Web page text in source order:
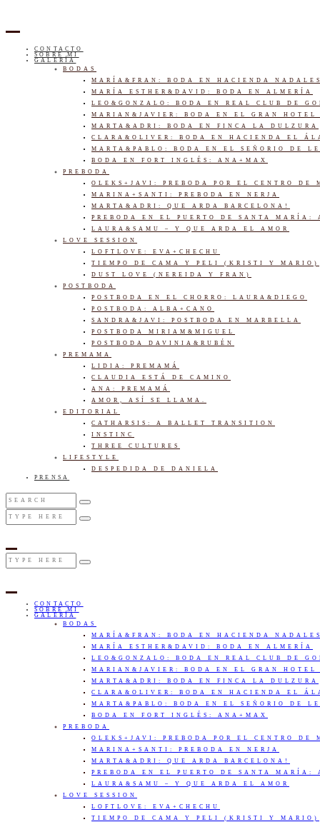
CONTACTO
SOBRE MI
GALERÍA
BODAS
MARÍA&FRAN: BODA EN HACIENDA NADALES
MARÍA ESTHER&DAVID: BODA EN ALMERÍA
LEO&GONZALO: BODA EN REAL CLUB DE
MARIAN&JAVIER: BODA EN EL GRAN HOTEL
MARTA&ADRI: BODA EN FINCA LA DULZURA
CLARA&OLIVER: BODA EN HACIENDA EL
MARTA&PABLO: BODA EN EL SEÑORIO DE
BODA EN FORT INGLÉS: ANA+MAX
PREBODA
OLEKS+JAVI: PREBODA POR EL CENTRO DE
MARINA+SANTI: PREBODA EN NERJA
MARTA&ADRI: QUE ARDA BARCELONA!
PREBODA EN EL PUERTO DE SANTA MARÍA:
LAURA&SAMU – Y QUE ARDA EL AMOR
LOVE SESSION
LOFTLOVE: EVA+CHECHU
TIEMPO DE CAMA Y PELI (KRISTI Y MARIO)
DUST LOVE (NEREIDA Y FRAN)
POSTBODA
POSTBODA EN EL CHORRO: LAURA&DIEGO
POSTBODA: ALBA+CANO
SANDRA&JAVI: POSTBODA EN MARBELLA
POSTBODA MIRIAM&MIGUEL
POSTBODA DAVINIA&RUBÉN
PREMAMA
LIDIA: PREMAMÁ
CLAUDIA ESTÁ DE CAMINO
ANA: PREMAMÁ
AMOR, ASÍ SE LLAMA.
EDITORIAL
CATHARSIS: A BALLET TRANSITION
INSTINC
THREE CULTURES
LIFESTYLE
DESPEDIDA DE DANIELA
PRENSA
CONTACTO
SOBRE MI
GALERÍA
BODAS
MARÍA&FRAN: BODA EN HACIENDA NADALES
MARÍA ESTHER&DAVID: BODA EN ALMERÍA
LEO&GONZALO: BODA EN REAL CLUB DE
MARIAN&JAVIER: BODA EN EL GRAN HOTEL
MARTA&ADRI: BODA EN FINCA LA DULZURA
CLARA&OLIVER: BODA EN HACIENDA EL
MARTA&PABLO: BODA EN EL SEÑORIO DE
BODA EN FORT INGLÉS: ANA+MAX
PREBODA
OLEKS+JAVI: PREBODA POR EL CENTRO DE
MARINA+SANTI: PREBODA EN NERJA
MARTA&ADRI: QUE ARDA BARCELONA!
PREBODA EN EL PUERTO DE SANTA MARÍA:
LAURA&SAMU – Y QUE ARDA EL AMOR
LOVE SESSION
LOFTLOVE: EVA+CHECHU
TIEMPO DE CAMA Y PELI (KRISTI Y MARIO)